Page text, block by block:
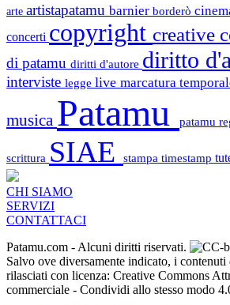
arte artistapatamu barnier borderò
concerti copyright creative
di patamu diritti d'autore diritto
interviste legge live marcatura
musica Patamu patamu
scrittura SIAE stampa timestamp
CHI SIAMO
SERVIZI
CONTATTACI
Patamu.com - Alcuni diritti riservati.
Salvo ove diversamente indicato, i contenuti
rilasciati con licenza: Creative Commons
commerciale - Condividi allo stesso modo